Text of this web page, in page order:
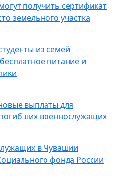
получить сертификат
земельного участка
из семей
питание и
выплаты для
военнослужащих
в Чувашии
фонда России